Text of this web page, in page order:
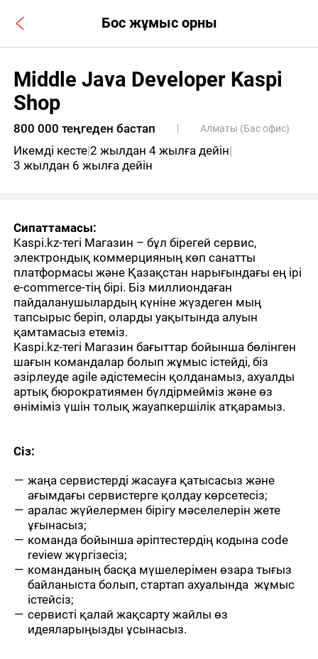
Бос жұмыс орны
Middle Java Developer Kaspi
Shop
800 000 теңгеден бастап | Алматы (Бас офис)
Икемді кесте|2 жылдан 4 жылға дейін|
3 жылдан 6 жылға дейін
Сипаттамасы:
Kaspi.kz-тегі Магазин – бұл бірегей сервис,
электрондық коммерцияның көп санатты
платформасы және Қазақстан нарығындағы ең ірі
e-commerce-тің бірі. Біз миллиондаған
пайдаланушылардың күніне жүздеген мың
тапсырыс беріп, оларды уақытында алуын
қамтамасыз етеміз.
Kaspi.kz-тегі Магазин бағыттар бойынша бөлінген
шағын командалар болып жұмыс істейді, біз
әзірлеуде agile әдістемесін қолданамыз, ахуалды
артық бюрократиямен бүлдірмейміз және өз
өніміміз үшін толық жауапкершілік атқарамыз.
Сіз:
жаңа сервистерді жасауға қатысасыз және
ағымдағы сервистерге қолдау көрсетесіз;
аралас жүйелермен бірігу мәселелерін жете
ұғынасыз;
команда бойынша әріптестердің кодына code
review жүргізесіз;
команданың басқа мүшелерімен өзара тығыз
байланыста болып, стартап ахуалында жұмыс
істейсіз;
сервисті қалай жақсарту жайлы өз
идеяларыңызды ұсынасыз.